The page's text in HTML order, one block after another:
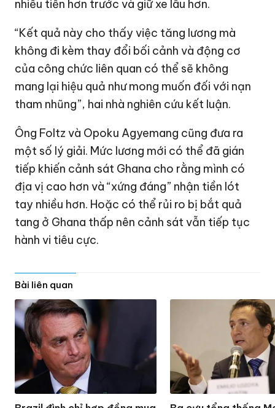
nhiều tiền hơn trước và giữ xe lâu hơn.
“Kết quả này cho thấy việc tăng lương mà
không đi kèm thay đổi bối cảnh và động cơ
của công chức liên quan có thể sẽ không
mang lại hiệu quả như mong muốn đối với nạn
tham nhũng”, hai nhà nghiên cứu kết luận.
Ông Foltz và Opoku Agyemang cũng đưa ra
một số lý giải. Mức lương mới có thể đã gián
tiếp khiến cảnh sát Ghana cho rằng mình có
địa vị cao hơn và “xứng đáng” nhận tiền lót
tay nhiều hơn. Hoặc có thể rủi ro bị bắt quả
tang ở Ghana thấp nên cảnh sát vẫn tiếp tục
hành vi tiêu cực.
Bài liên quan